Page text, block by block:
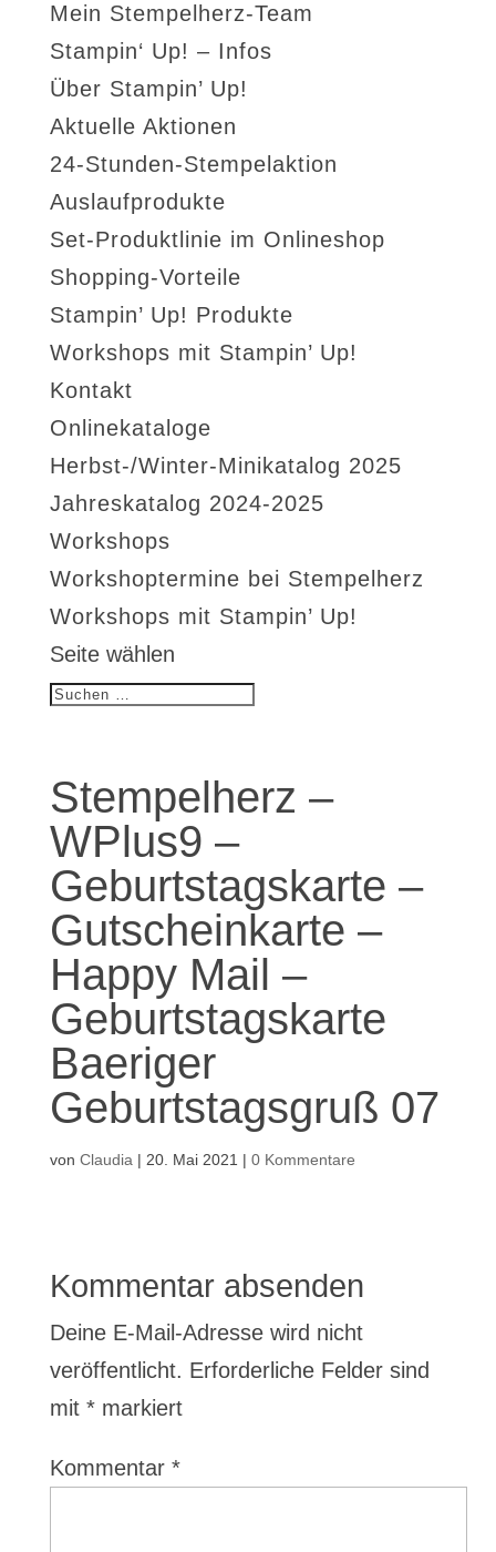
Mein Stempelherz-Team
Stampin‘ Up! – Infos
Über Stampin’ Up!
Aktuelle Aktionen
24-Stunden-Stempelaktion
Auslaufprodukte
Set-Produktlinie im Onlineshop
Shopping-Vorteile
Stampin’ Up! Produkte
Workshops mit Stampin’ Up!
Kontakt
Onlinekataloge
Herbst-/Winter-Minikatalog 2025
Jahreskatalog 2024-2025
Workshops
Workshoptermine bei Stempelherz
Workshops mit Stampin’ Up!
Seite wählen
Stempelherz –
WPlus9 –
Geburtstagskarte –
Gutscheinkarte –
Happy Mail –
Geburtstagskarte
Baeriger
Geburtstagsgruß 07
von Claudia | 20. Mai 2021 | 0 Kommentare
Kommentar absenden
Deine E-Mail-Adresse wird nicht
veröffentlicht. Erforderliche Felder sind
mit *markiert
Kommentar *